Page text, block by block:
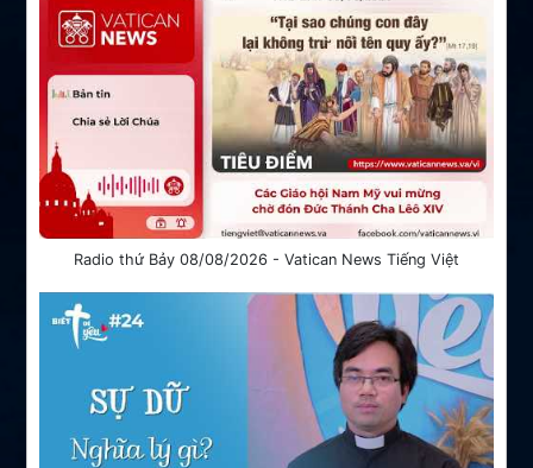
Radio thứ Bảy 08/08/2026 - Vatican News Tiếng Việt